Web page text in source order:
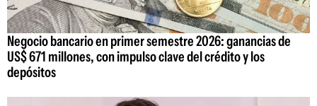
Negocio bancario en primer semestre 2026: ganancias de
US$ 671 millones, con impulso clave del crédito y los
depósitos